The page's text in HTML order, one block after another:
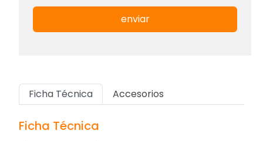
enviar
Ficha Técnica Accesorios
Ficha Técnica